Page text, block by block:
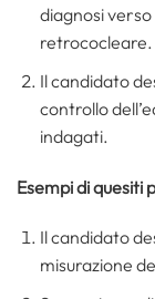
diagnosi
retrococleare.
Il candidato
controllo
indagati.
Esempi di quesiti
Il candidato
misurazione